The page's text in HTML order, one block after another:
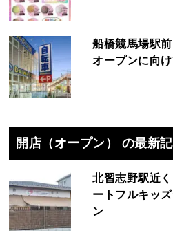
船橋競馬場駅
オープンに向
開店（オープン） の最新
北習志野駅近
ートフルキッ
ン